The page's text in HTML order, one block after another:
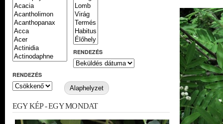
RENDEZÉS
RENDEZÉS
EGY KÉP - EGY MONDAT